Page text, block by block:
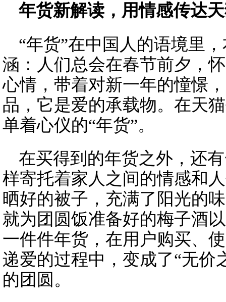
年货新解读，用情感传达
“年货”在中国人的语境里
涵：人们总会在春节前夕，
心情，带着对新一年的憧憬
品，它是爱的承载物。在天
单着心仪的“年货”。
在买得到的年货之外，还
样寄托着家人之间的情感和
晒好的被子，充满了阳光的
就为团圆饭准备好的梅子酒
一件件年货，在用户购买、
递爱的过程中，变成了“无价
的团圆。